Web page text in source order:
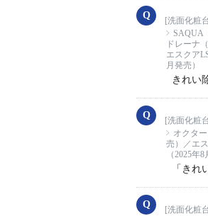
[洗面化粧
SAQUA
ドレーナ
エスクア
月発売）
きれい
[洗面化粧
オクタ
売）／エ
（2025年
「き
[洗面化粧